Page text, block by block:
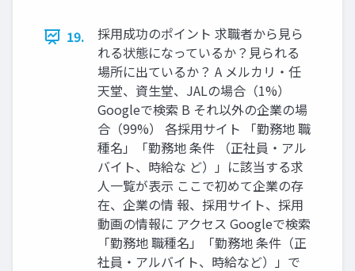
19.
採⽤成功のポイント 求職者から⾒ら
れる状態になっているか？⾒られる
場所に出ているか？ A メルカリ‧任
天堂、資⽣堂、JALの場合（1%）
Googleで検索 B それ以外の企業の場
合（99%） 各採⽤サイト 「勤務地 職
種名」「勤務地 条件 （正社員‧アル
バイト、時給な ど）」に該当する求
⼈⼀覧が表⽰ ここで初めて企業の存
在、企業の情 報、採⽤サイト、採⽤
動画の情報に アクセス Googleで検索
「勤務地 職種名」「勤務地 条件（正
社員‧アルバイト、時給など）」で